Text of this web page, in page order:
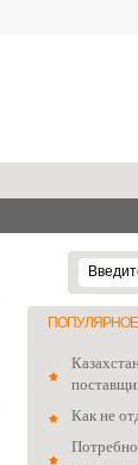
ПОПУЛЯРНОЕ
Как не